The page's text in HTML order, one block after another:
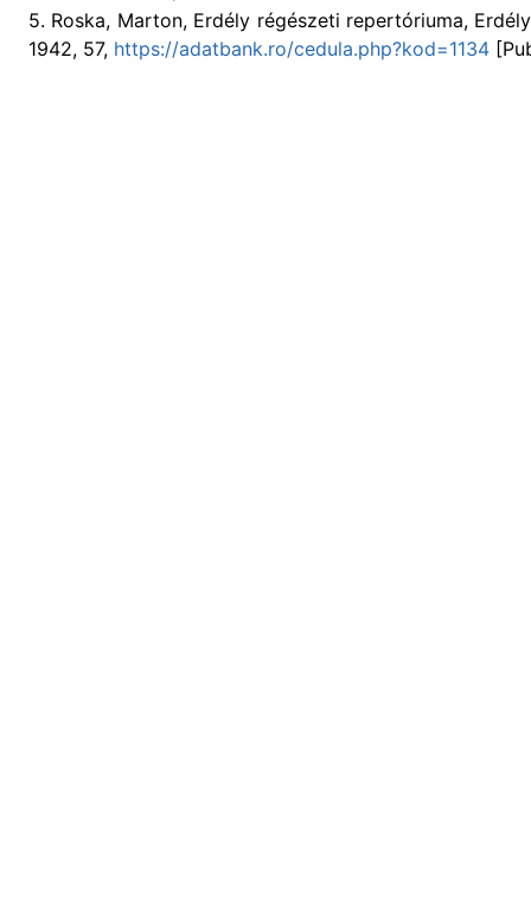
5. Roska, Marton, Erdély régészeti repertóriuma,
1942, 57, https://adatbank.ro/cedula.php?kod=1134